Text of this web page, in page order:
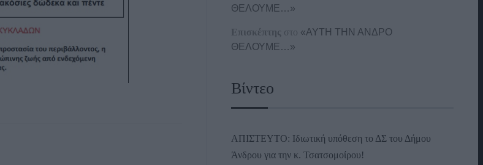
ΘΕΛΟΥΜΕ…»
Επισκέπτης στο «ΑΥΤΗ ΤΗΝ ΑΝΔΡΟ
ΘΕΛΟΥΜΕ…»
Βίντεο
ΑΠΙΣΤΕΥΤΟ: Ιδιωτική υπόθεση το ΔΣ του Δήμου
Άνδρου για την κ. Τσατσομοίρου!